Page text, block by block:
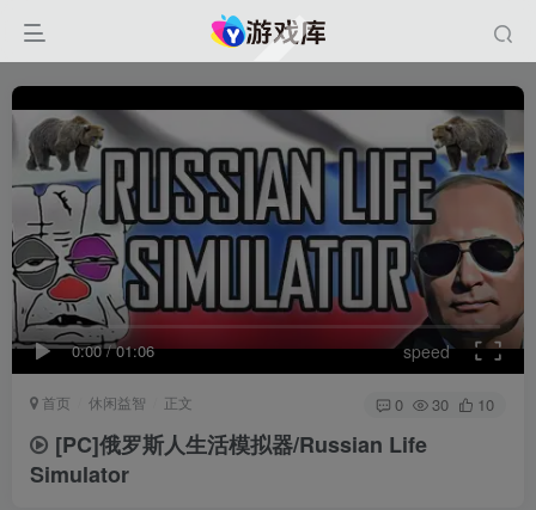
0:00/01:06 speed
首页 休闲益智 正文 0 30 10
[PC]俄罗斯人生活模拟器/Russian Life
Simulator